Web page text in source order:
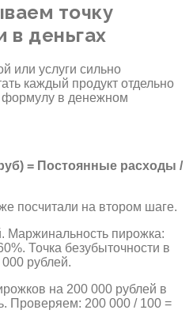
точку
в деньгах
или услуги сильно
каждый продукт отдельно
формулу в денежном
= Постоянные расходы /
посчитали на втором шаге.
Маржинальность пирожка:
Точка безубыточности в
рублей.
на 200 000 рублей в
Проверяем: 200 000 / 100 =